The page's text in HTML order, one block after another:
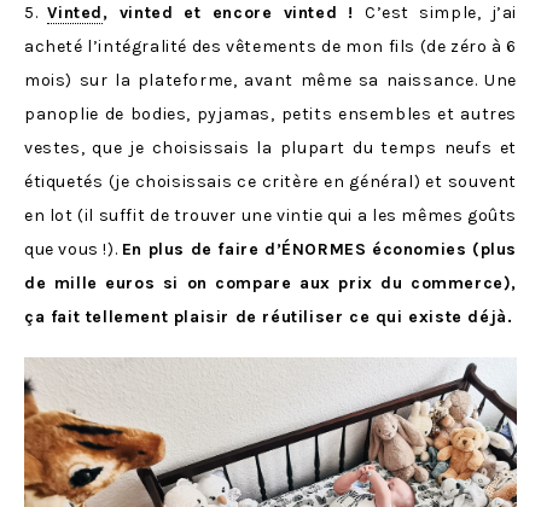
5.Vinted, vinted et encore vinted !C’est simple, j’ai
acheté l’intégralité des vêtements de mon fils (de zéro à 6
mois) sur la plateforme, avant même sa naissance. Une
panoplie de bodies, pyjamas, petits ensembles et autres
vestes, que je choisissais la plupart du temps neufs et
étiquetés (je choisissais ce critère en général) et souvent
en lot (il suffit de trouver une vintie qui a les mêmes goûts
que vous !). En plus de faire d’ÉNORMES économies (plus
de mille euros si on compare aux prix du commerce),
ça fait tellement plaisir de réutiliser ce qui existe déjà.